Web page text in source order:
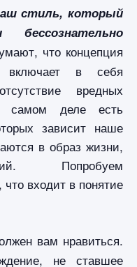
стиль, который
что концепция
включает в себя
вредных
самом деле есть
зависит наше
в образ жизни,
Попробуем
что входит в понятие
вам нравиться.
не ставшее